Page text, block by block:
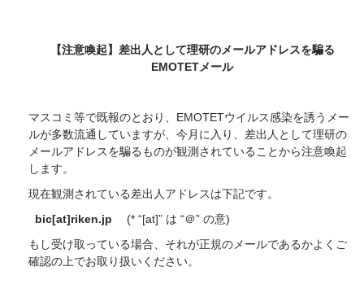
【注意喚起】差出人として理研のメールアドレスを騙る
EMOTETメール
マスコミ等で既報のとおり、EMOTETウイルス感染を誘うメー
ルが多数流通していますが、今月に入り、差出人として理研の
メールアドレスを騙るものが観測されていることから注意喚起
します。
現在観測されている差出人アドレスは下記です。
bic[at]riken.jp
(* “[at]” は “＠” の意)
もし受け取っている場合、それが正規のメールであるかよくご
確認の上でお取り扱いください。